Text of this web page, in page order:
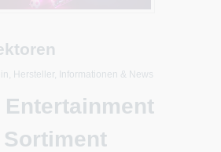
, Hersteller, Informationen & News
Entertainment
Sortiment